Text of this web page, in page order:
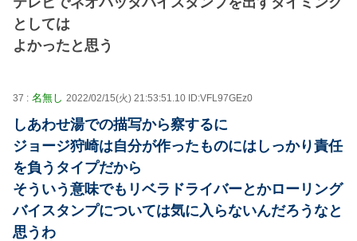
としては
よかったと思う
37 : 名無し 2022/02/15(火) 21:53:51.10 ID:VFL97GEz0
しあわせ湯での描写から察するに
ジョージ狩崎は自分が作ったものにはしっかり責任
を負うタイプだから
そういう意味でもリベラドライバーとかローリング
バイスタンプについては気に入らないんだろうなと
思うわ